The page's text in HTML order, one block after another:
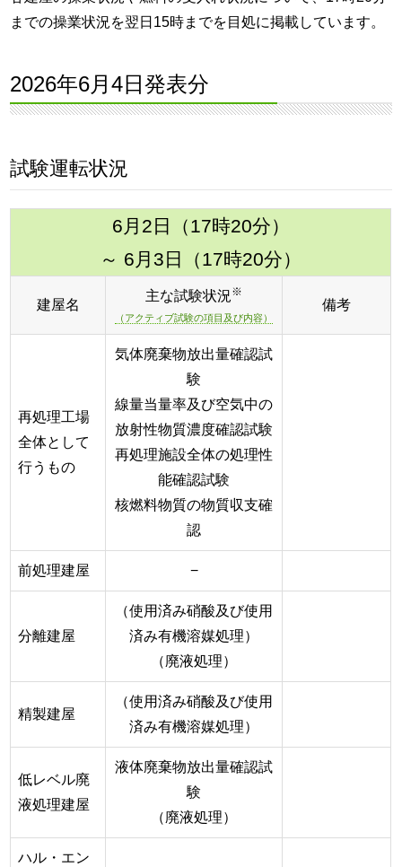
までの操業状況を翌日15時までを目処に掲載しています。
2026年6月4日発表分
試験運転状況
6月2日（17時20分）
～ 6月3日（17時20分）
建屋名
主な試験状況※
（アクティブ試験の項目及び内容）
備考
再処理工場
全体として
行うもの
気体廃棄物放出量確認試
験
線量当量率及び空気中の
放射性物質濃度確認試験
再処理施設全体の処理性
能確認試験
核燃料物質の物質収支確
認
前処理建屋 −
分離建屋
（使用済み硝酸及び使用
済み有機溶媒処理）
（廃液処理）
精製建屋
（使用済み硝酸及び使用
済み有機溶媒処理）
低レベル廃
液処理建屋
液体廃棄物放出量確認試
験
（廃液処理）
ハル・エン